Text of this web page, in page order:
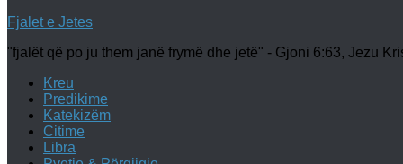
Fjalet e Jetes
"fjalët që po ju them janë frymë dhe jetë" - Gjoni 6:63, Jezu
Kreu
Predikime
Katekizëm
Citime
Libra